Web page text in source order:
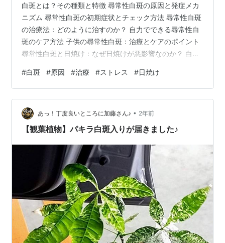
白斑とは？その種類と特徴 尋常性白斑の原因と発症メカ
ニズム 尋常性白斑の初期症状とチェック方法 尋常性白斑
の治療法：どのように治すのか？ 自力でできる尋常性白
斑のケア方法 子供の尋常性白斑：治療とケアのポイント
尋常性白斑と日焼け：なぜ日焼けが悪影響なのか？ 白斑
類と特徴 白斑は、皮膚の一部が白くなる色素脱失症状
で、メラニンを生成する色素細胞が減少または消失する
ことにより起こります。特に「尋常性白斑」と呼ばれる
タイプが最も一般的で、自己免疫が原因で皮膚の色素が
失われます。これは誰にでも発症する可能性があります
#白斑 #原因 #治療 #ストレス #日焼け
あっ！丁度良いところに加藤さん♪ • 2年前
【観葉植物】パキラ白斑入りが届きました♪